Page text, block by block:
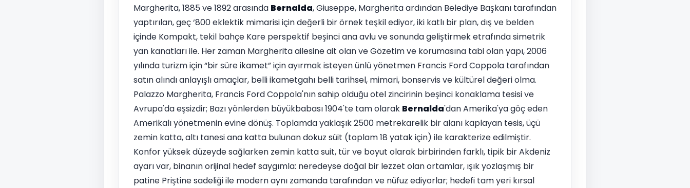
Margherita, 1885 ve 1892 arasında Bernalda, Giuseppe, Margherita ardından Belediye Başkanı tarafından
yaptırılan, geç ‘800 eklektik mimarisi için değerli bir örnek teşkil ediyor, iki katlı bir plan, dış ve belden
içinde Kompakt, tekil bahçe Kare perspektif beşinci ana avlu ve sonunda geliştirmek etrafında simetrik
yan kanatları ile. Her zaman Margherita ailesine ait olan ve Gözetim ve korumasına tabi olan yapı, 2006
yılında turizm için “bir süre ikamet” için ayırmak isteyen ünlü yönetmen Francis Ford Coppola tarafından
satın alındı anlayışlı amaçlar, belli ikametgahı belli tarihsel, mimari, bonservis ve kültürel değeri olma.
Palazzo Margherita, Francis Ford Coppola'nın sahip olduğu otel zincirinin beşinci konaklama tesisi ve
Avrupa'da eşsizdir; Bazı yönlerden büyükbabası 1904'te tam olarak Bernalda'dan Amerika'ya göç eden
Amerikalı yönetmenin evine dönüş. Toplamda yaklaşık 2500 metrekarelik bir alanı kaplayan tesis, üçü
zemin katta, altı tanesi ana katta bulunan dokuz süit (toplam 18 yatak için) ile karakterize edilmiştir.
Konfor yüksek düzeyde sağlarken zemin katta suit, tür ve boyut olarak birbirinden farklı, tipik bir Akdeniz
ayarı var, binanın orijinal hedef saygımla: neredeyse doğal bir lezzet olan ortamlar, ışık yozlaşmış bir
patine Priştine sadeliği ile modern aynı zamanda tarafından ve nüfuz ediyorlar; hedefi tam yeri kırsal